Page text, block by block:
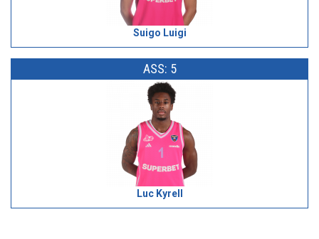
Suigo Luigi
ASS: 5
Luc Kyrell